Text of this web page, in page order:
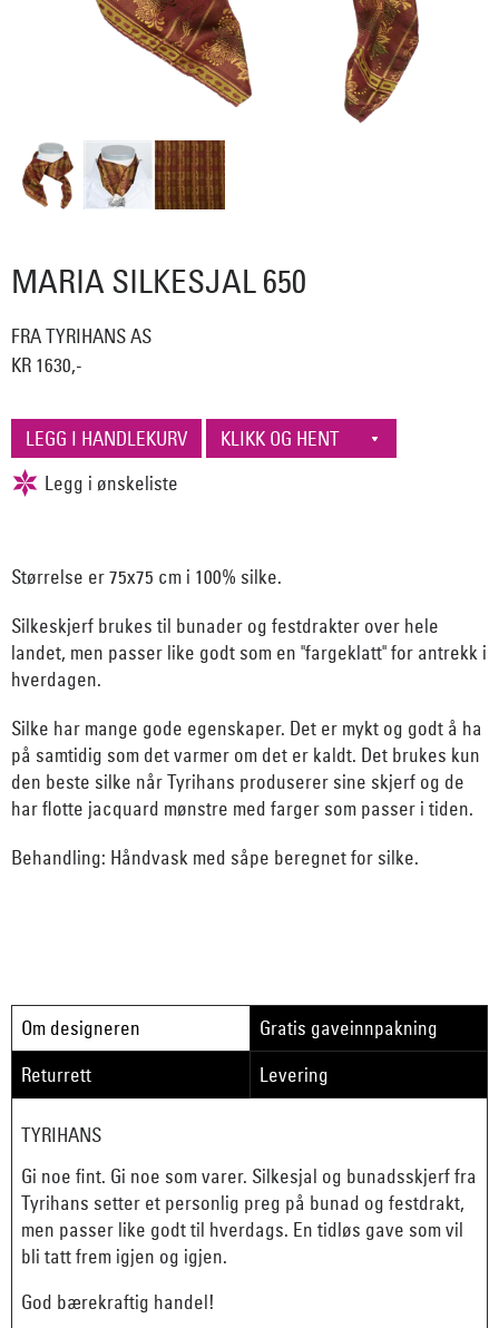
MARIA SILKESJAL 650
FRA TYRIHANS AS
KR 1630,-
Størrelse er 75x75 cm i 100% silke.
Silkeskjerf brukes til bunader og festdrakter over hele
landet, men passer like godt som en "fargeklatt" for antrekk i
hverdagen.
Silke har mange gode egenskaper. Det er mykt og godt å ha
på samtidig som det varmer om det er kaldt. Det brukes kun
den beste silke når Tyrihans produserer sine skjerf og de
har flotte jacquard mønstre med farger som passer i tiden.
Behandling: Håndvask med såpe beregnet for silke.
Om designeren
Gratis gaveinnpakning
Returrett
Levering
TYRIHANS
Gi noe fint. Gi noe som varer. Silkesjal og bunadsskjerf fra
Tyrihans setter et personlig preg på bunad og festdrakt,
men passer like godt til hverdags. En tidløs gave som vil
bli tatt frem igjen og igjen.
God bærekraftig handel!